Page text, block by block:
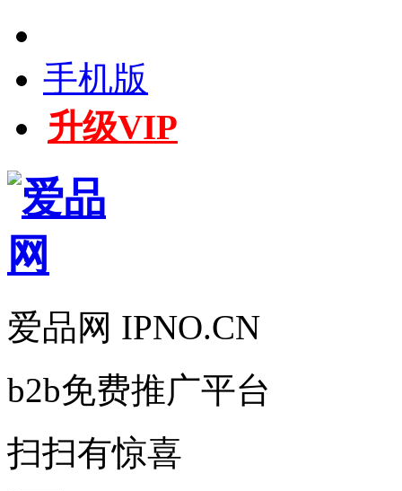
手机版
升级VIP
爱品网 IPNO.CN
b2b免费推广平台
扫扫有惊喜